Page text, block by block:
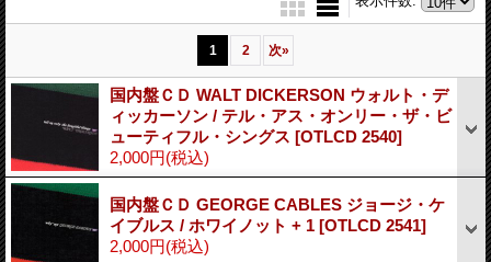
1 2 次»
国内盤ＣＤ WALT DICKERSON ウォルト・デ
ィッカーソン / テル・アス・オンリー・ザ・ビ
ューティフル・シングス [OTLCD 2540]
2,000円(税込)
国内盤ＣＤ GEORGE CABLES ジョージ・ケ
イブルス / ホワイノット + 1 [OTLCD 2541]
2,000円(税込)